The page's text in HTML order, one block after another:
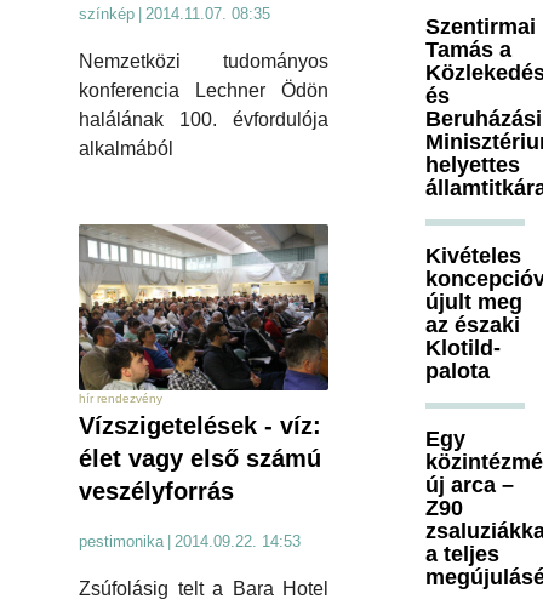
színkép | 2014.11.07. 08:35
Nemzetközi tudományos
konferencia Lechner Ödön
halálának 100. évfordulója
alkalmából
hír rendezvény
Vízszigetelések - víz:
élet vagy első számú
veszélyforrás
pestimonika 2014.09.22. 14:53
Zsúfolásig telt a Bara Hotel
Szentirmai
Tamás a
és
Beruházási
helyettes
Kivételes
újult meg
az északi
Klotild-
palota
Egy
új arca –
Z90
a teljes